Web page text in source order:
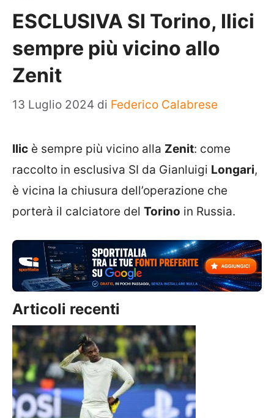
ESCLUSIVA SI Torino, Ilici
sempre più vicino allo
Zenit
13 Luglio 2024 di Federico Calabrese
Ilic è sempre più vicino alla Zenit: come
raccolto in esclusiva SI da Gianluigi Longari,
è vicina la chiusura dell’operazione che
porterà il calciatore del Torino in Russia.
Articoli recenti